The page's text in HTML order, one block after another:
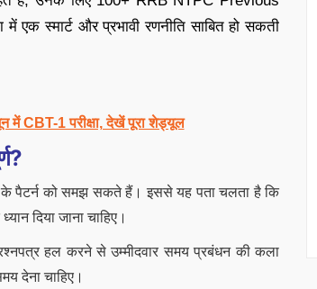
स्मार्ट और प्रभावी रणनीति साबित हो सकती
CBT-1 परीक्षा, देखें पूरा शेड्यूल
के पैटर्न को समझ सकते हैं। इससे यह पता चलता है कि
दिया जाना चाहिए।
हल करने से उम्मीदवार समय प्रबंधन की कला
देना चाहिए।